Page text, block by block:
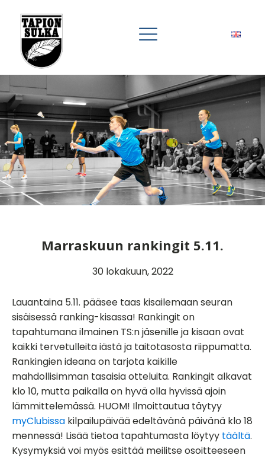
Marraskuun rankingit 5.11.
30 lokakuun, 2022
Lauantaina 5.11. pääsee taas kisailemaan seuran
sisäisessä ranking-kisassa! Rankingit on
tapahtumana ilmainen TS:n jäsenille ja kisaan ovat
kaikki tervetulleita iästä ja taitotasosta riippumatta.
Rankingien ideana on tarjota kaikille
mahdollisimman tasaisia otteluita. Rankingit alkavat
klo 10, mutta paikalla on hyvä olla hyvissä ajoin
lämmittelemässä. HUOM! Ilmoittautua täytyy
myClubissa kilpailupäivää edeltävänä päivänä klo 18
mennessä! Lisää tietoa tapahtumasta löytyy täältä.
Kysymyksiä voi myös esittää meilitse osoitteeseen